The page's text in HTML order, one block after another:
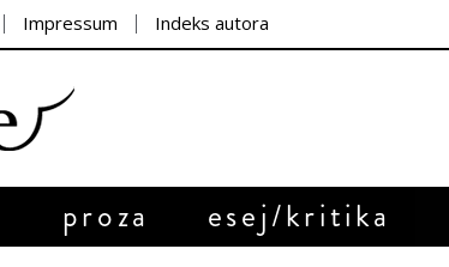
Impressum Indeks autora
proza esej/kritika